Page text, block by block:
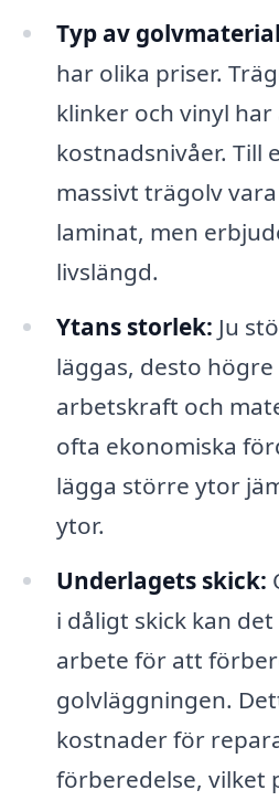
Typ av
har olika priser.
klinker och vinyl har
kostnadsnivåer. Till
massivt trägolv
laminat, men
livslängd.
Ytans storlek: Ju
läggas, desto
arbetskraft och
ofta ekonomiska
lägga större ytor
ytor.
Underlagets skick:
i dåligt skick kan
arbete för att
golvläggningen.
kostnader för
förberedelse, vilket